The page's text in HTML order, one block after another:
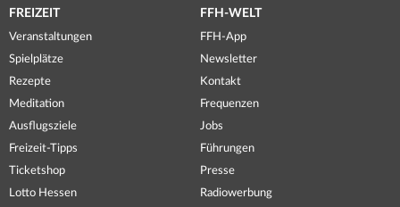
FREIZEIT
Veranstaltungen
Spielplätze
Rezepte
Meditation
Ausflugsziele
Freizeit-Tipps
Ticketshop
Lotto Hessen
FFH-WELT
FFH-App
Newsletter
Kontakt
Frequenzen
Jobs
Führungen
Presse
Radiowerbung